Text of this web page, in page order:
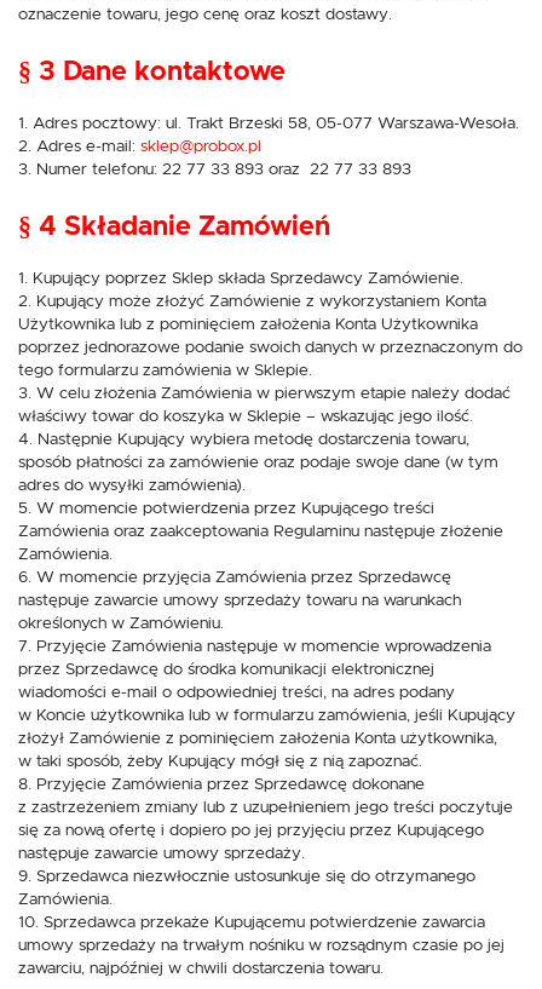
oznaczenie towaru, jego cenę oraz koszt dostawy.
§ 3 Dane kontaktowe
1. Adres pocztowy: ul. Trakt Brzeski 58, 05-077 Warszawa-Wesoła.
2. Adres e-mail: sklep@probox.pl
3. Numer telefonu: 22 77 33 893 oraz 22 77 33 893
§ 4 Składanie Zamówień
1. Kupujący poprzez Sklep składa Sprzedawcy Zamówienie.
2. Kupujący może złożyć Zamówienie z wykorzystaniem Konta
Użytkownika lub z pominięciem założenia Konta Użytkownika
poprzez jednorazowe podanie swoich danych w przeznaczonym do
tego formularzu zamówienia w Sklepie.
3. W celu złożenia Zamówienia w pierwszym etapie należy dodać
właściwy towar do koszyka w Sklepie – wskazując jego ilość.
4. Następnie Kupujący wybiera metodę dostarczenia towaru,
sposób płatności za zamówienie oraz podaje swoje dane (w tym
adres do wysyłki zamówienia).
5. W momencie potwierdzenia przez Kupującego treści
Zamówienia oraz zaakceptowania Regulaminu następuje złożenie
Zamówienia.
6. W momencie przyjęcia Zamówienia przez Sprzedawcę
następuje zawarcie umowy sprzedaży towaru na warunkach
określonych w Zamówieniu.
7. Przyjęcie Zamówienia następuje w momencie wprowadzenia
przez Sprzedawcę do środka komunikacji elektronicznej
wiadomości e-mail o odpowiedniej treści, na adres podany
w Koncie użytkownika lub w formularzu zamówienia, jeśli Kupujący
złożył Zamówienie z pominięciem założenia Konta użytkownika,
w taki sposób, żeby Kupujący mógł się z nią zapoznać.
8. Przyjęcie Zamówienia przez Sprzedawcę dokonane
z zastrzeżeniem zmiany lub z uzupełnieniem jego treści poczytuje
się za nową ofertę i dopiero po jej przyjęciu przez Kupującego
następuje zawarcie umowy sprzedaży.
9. Sprzedawca niezwłocznie ustosunkuje się do otrzymanego
Zamówienia.
10. Sprzedawca przekaże Kupującemu potwierdzenie zawarcia
umowy sprzedaży na trwałym nośniku w rozsądnym czasie po jej
zawarciu, najpóźniej w chwili dostarczenia towaru.